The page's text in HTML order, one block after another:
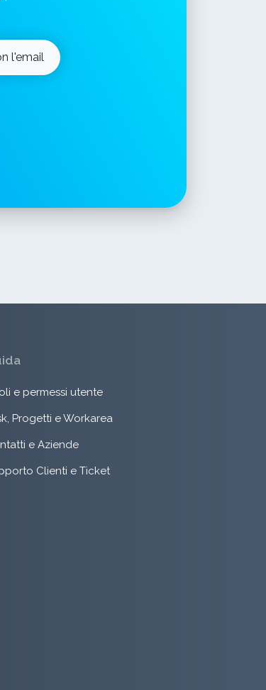
l'email
e permessi utente
Progetti e Workarea
e Aziende
Clienti e Ticket